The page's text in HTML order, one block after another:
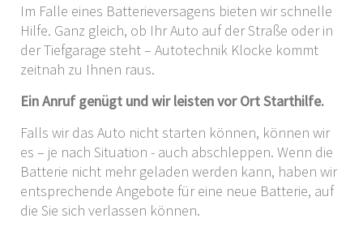
Im Falle eines Batterieversagens bieten wir schnelle
Hilfe. Ganz gleich, ob Ihr Auto auf der Straße oder in
der Tiefgarage steht – Autotechnik Klocke kommt
zeitnah zu Ihnen raus.
Ein Anruf genügt und wir leisten vor Ort Starthilfe.
Falls wir das Auto nicht starten können, können wir
es – je nach Situation - auch abschleppen. Wenn die
Batterie nicht mehr geladen werden kann, haben wir
entsprechende Angebote für eine neue Batterie, auf
die Sie sich verlassen können.